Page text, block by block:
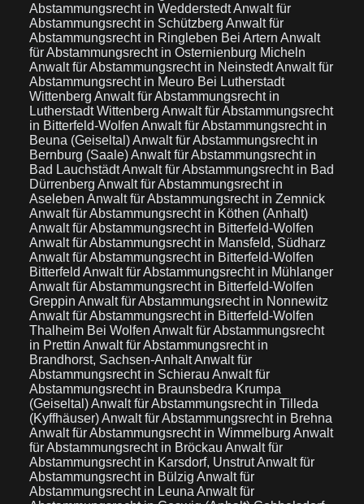
Abstammungsrecht in WedderstedtAnwalt für
Abstammungsrecht in Schützberg Anwalt für
Abstammungsrecht in Ringleben Bei Artern Anwalt
für Abstammungsrecht in Osternienburg Micheln
Anwalt für Abstammungsrecht in NeinstedtAnwalt für
Abstammungsrecht in Meuro Bei Lutherstadt
Wittenberg Anwalt für Abstammungsrecht in
Lutherstadt Wittenberg Anwalt für Abstammungsrecht
in Bitterfeld-Wolfen Anwalt für Abstammungsrecht in
Beuna (Geiseltal)Anwalt für Abstammungsrecht in
Bernburg (Saale)Anwalt für Abstammungsrecht in
Bad LauchstädtAnwalt für Abstammungsrecht in Bad
Dürrenberg Anwalt für Abstammungsrecht in
Aseleben Anwalt für Abstammungsrecht in Zemnick
Anwalt für Abstammungsrecht in Köthen (Anhalt)
Anwalt für Abstammungsrecht in Bitterfeld-Wolfen
Anwalt für Abstammungsrecht in Mansfeld, Südharz
Anwalt für Abstammungsrecht in Bitterfeld-Wolfen
Bitterfeld Anwalt für Abstammungsrecht in Mühlanger
Anwalt für Abstammungsrecht in Bitterfeld-Wolfen
Greppin Anwalt für Abstammungsrecht in Nonnewitz
Anwalt für Abstammungsrecht in Bitterfeld-Wolfen
Thalheim Bei Wolfen Anwalt für Abstammungsrecht
in Prettin Anwalt für Abstammungsrecht in
Brandhorst, Sachsen-AnhaltAnwalt für
Abstammungsrecht in Schierau Anwalt für
Abstammungsrecht in Braunsbedra Krumpa
(Geiseltal)Anwalt für Abstammungsrecht in Tilleda
(Kyffhäuser)Anwalt für Abstammungsrecht in Brehna
Anwalt für Abstammungsrecht in Wimmelburg Anwalt
für Abstammungsrecht in Bröckau Anwalt für
Abstammungsrecht in Karsdorf, UnstrutAnwalt für
Abstammungsrecht in Bülzig Anwalt für
Abstammungsrecht in Leuna Anwalt für